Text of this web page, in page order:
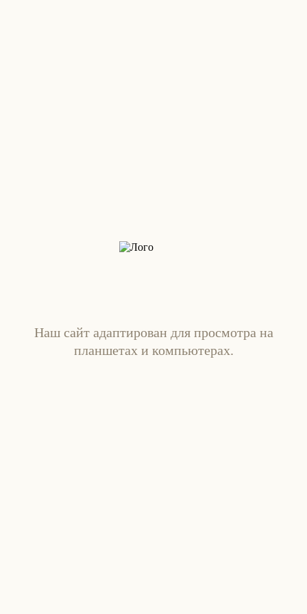
Наш сайт адаптирован для просмотра на
планшетах и компьютерах.